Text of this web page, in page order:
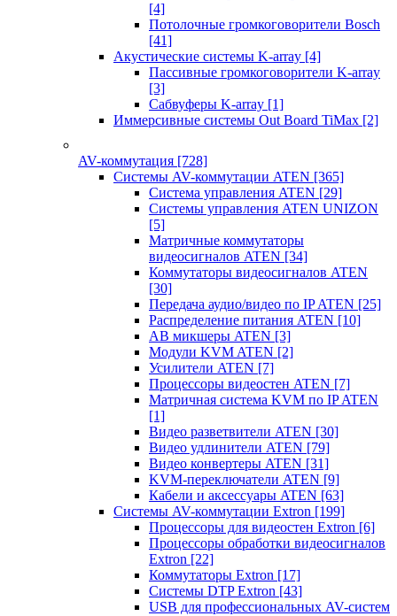
[4]
Потолочные громкоговорители Bosch
[41]
Акустические системы K-array [4]
Пассивные громкоговорители K-array
[3]
Сабвуферы K-array [1]
Иммерсивные системы Out Board TiMax [2]
AV-коммутация [728]
Системы AV-коммутации ATEN [365]
Система управления ATEN [29]
Системы управления ATEN UNIZON
[5]
Матричные коммутаторы
видеосигналов ATEN [34]
Коммутаторы видеосигналов ATEN
[30]
Передача аудио/видео по IP ATEN [25]
Распределение питания ATEN [10]
АВ микшеры ATEN [3]
Модули KVM ATEN [2]
Усилители ATEN [7]
Процессоры видеостен ATEN [7]
Матричная система KVM по IP ATEN
[1]
Видео разветвители ATEN [30]
Видео удлинители ATEN [79]
Видео конвертеры ATEN [31]
KVM-переключатели ATEN [9]
Кабели и аксессуары ATEN [63]
Системы AV-коммутации Extron [199]
Процессоры для видеостен Extron [6]
Процессоры обработки видеосигналов
Extron [22]
Коммутаторы Extron [17]
Системы DTP Extron [43]
USB для профессиональных AV-систем